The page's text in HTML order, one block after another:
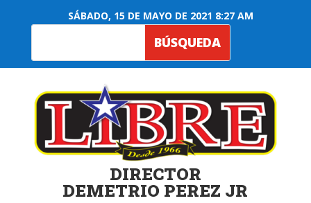
SÁBADO, 15 DE MAYO DE 2021 8:27 AM
DIRECTOR
DEMETRIO PEREZ JR